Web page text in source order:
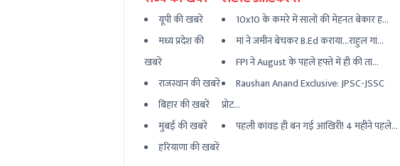
यूपी की खबरें
मध्य प्रदेश की
खबरें
राजस्थान की खबरें
बिहार की खबरें
मुंबई की खबरें
हरियाणा की खबरें
10x10 के कमरे में सालों की मेहनत बेकार ह...
मां ने जमीन बेचकर B.Ed कराया...राहुल गां...
FPI ने August के पहले हफ्ते में ही की ता...
Raushan Anand Exclusive: JPSC-JSSC
प्रोट...
पहली कांवड़ ही बन गई आखिरी! 4 महीने पहले...